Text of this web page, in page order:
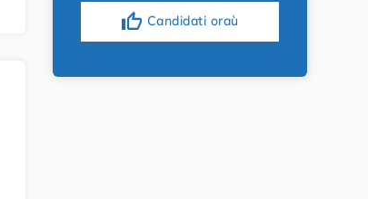
thumb_up Candidati oraù